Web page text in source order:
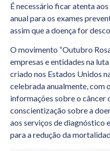
É necessário ficar atenta
anual para os exames
assim que a doença for
O movimento “Outubro
empresas e entidades na
criado nos Estados Unidos
celebrada anualmente,
informações sobre o câncer
conscientização sobre a
aos serviços de diagnóstico
para a redução da